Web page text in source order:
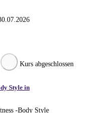
Kurs abgeschlossen
Style in
-Body Style